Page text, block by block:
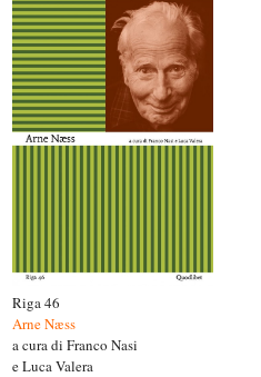
Riga 46
Arne Næss
a cura di Franco Nasi
e Luca Valera